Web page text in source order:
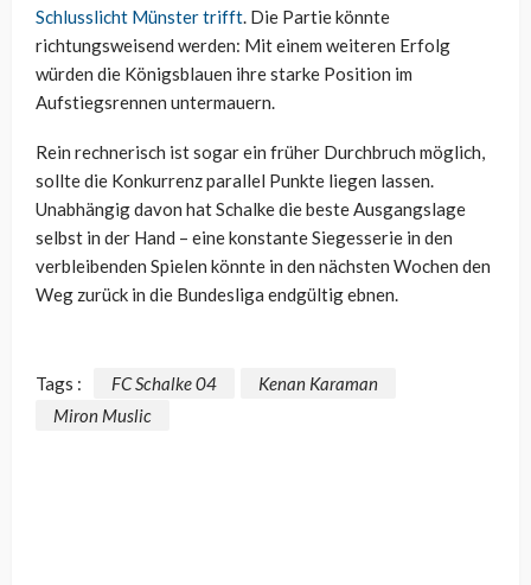
Schlusslicht Münster trifft. Die Partie könnte
richtungsweisend werden: Mit einem weiteren Erfolg
würden die Königsblauen ihre starke Position im
Aufstiegsrennen untermauern.
Rein rechnerisch ist sogar ein früher Durchbruch möglich,
sollte die Konkurrenz parallel Punkte liegen lassen.
Unabhängig davon hat Schalke die beste Ausgangslage
selbst in der Hand – eine konstante Siegesserie in den
verbleibenden Spielen könnte in den nächsten Wochen den
Weg zurück in die Bundesliga endgültig ebnen.
Tags : FC Schalke 04
Kenan Karaman
Miron Muslic